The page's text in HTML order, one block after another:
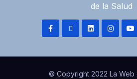
de la Salud
© Copyright 2022 La Web